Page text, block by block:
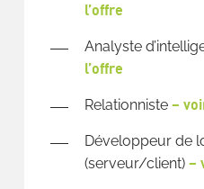
l’offre
Analyste
l’offre
Relationniste –
Développeur de
(serveur/client) –